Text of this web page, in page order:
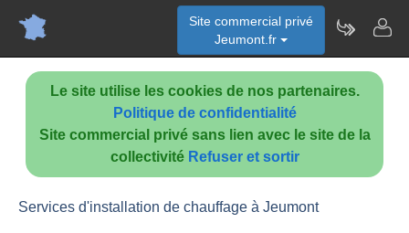
Le site utilise les cookies de nos partenaires.
Politique de confidentialité
Site commercial privé sans lien avec le site de la
collectivité Refuser et sortir
Site commercial privé
Jeumont.fr
Services d'installation de chauffage à Jeumont